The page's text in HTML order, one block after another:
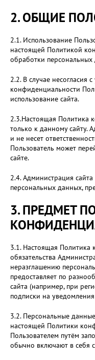
2. ОБЩИЕ
2.1. Использование
настоящей Политикой
обработки
2.2. В случае несогласия
конфиденциальности
использование сайта.
2.3.Настоящая Политика
только к данному сайту.
и не несет
Пользователь может
сайте.
2.4. Администрация
персональных данных,
3. ПРЕДМЕТ
3.1. Настоящая Политика
обязательства
неразглашению
предоставляет по
сайта (например, при
подписки на
3.2. Персональные
настоящей Политики
Пользователем путём
обычно включают в